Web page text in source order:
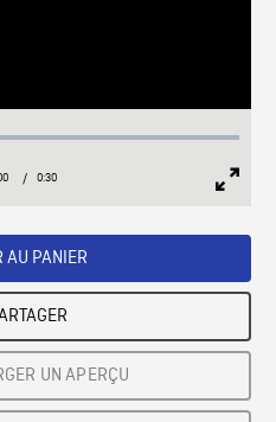
:
/ Duration
0:30
AU PANIER
UN APERÇU